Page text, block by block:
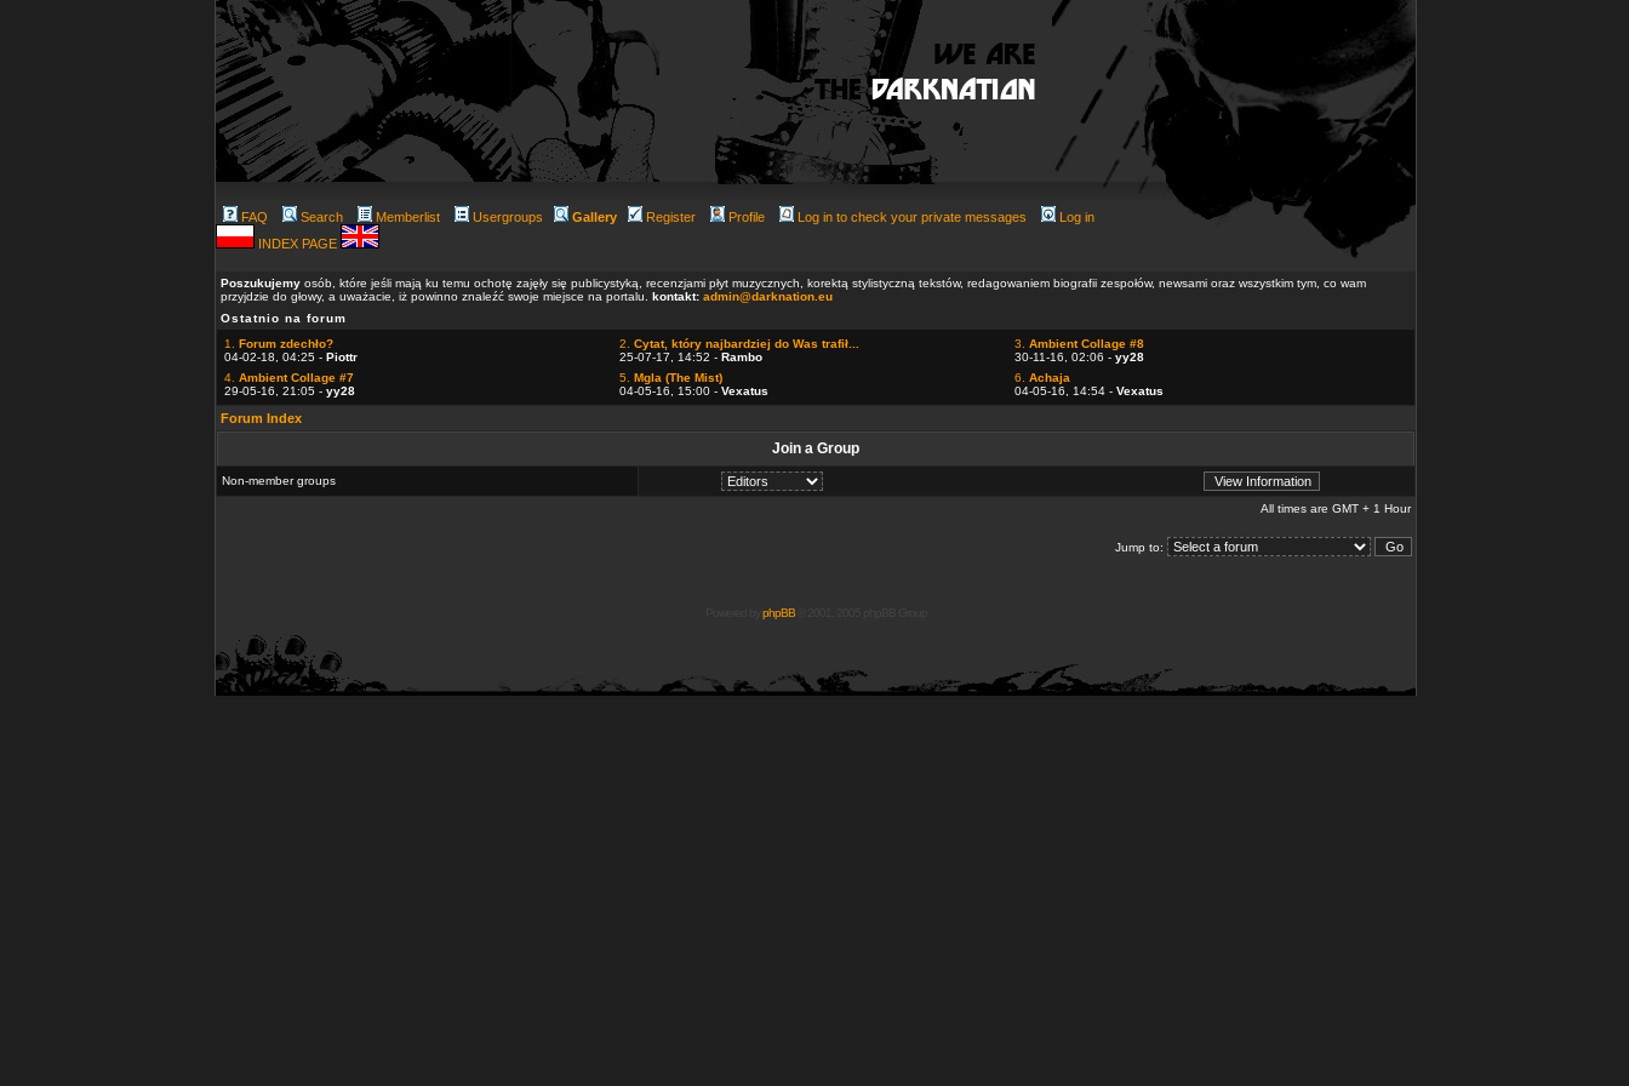
FAQ Search Memberlist Usergroups Gallery Register Profile Log in to check your private messages
Log in
INDEX PAGE
Poszukujemy osób, które jeśli mają ku temu ochotę zajęły się publicystyką, recenzjami płyt muzycznych, korektą stylistyczną tekstów, redagowaniem biografii zespołów, newsami oraz wszystkim tym, co wam
przyjdzie do głowy, a uważacie, iż powinno znaleźć swoje miejsce na portalu. kontakt: admin@darknation.eu
Ostatnio na forum
1. Forum zdechło?
04-02-18, 04:25 - Piottr
2. Cytat, który najbardziej do Was trafił...
25-07-17, 14:52 - Rambo
3. Ambient Collage #8
30-11-16, 02:06 - yy28
4. Ambient Collage #7
29-05-16, 21:05 - yy28
5. Mgla (The Mist)
04-05-16, 15:00 - Vexatus
6. Achaja
04-05-16, 14:54 - Vexatus
Forum Index
Join a Group
Non-member groups
All times are GMT + 1 Hour
Jump to:
phpBB© 2001, 2005 phpBB Group